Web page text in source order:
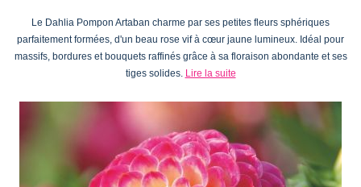
Le Dahlia Pompon Artaban charme par ses petites fleurs sphériques
parfaitement formées, d'un beau rose vif à cœur jaune lumineux. Idéal pour
massifs, bordures et bouquets raffinés grâce à sa floraison abondante et ses
tiges solides. Lire la suite